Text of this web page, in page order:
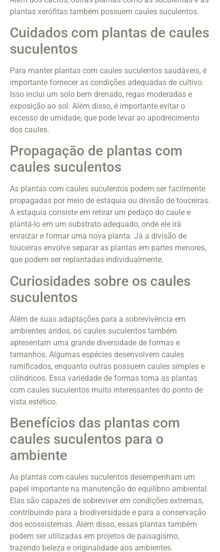
plantas xerófitas também possuem caules suculentos.
Cuidados com plantas de caules
suculentos
Para manter plantas com caules suculentos saudáveis, é
importante fornecer as condições adequadas de cultivo.
Isso inclui um solo bem drenado, regas moderadas e
exposição ao sol. Além disso, é importante evitar o
excesso de umidade, que pode levar ao apodrecimento
dos caules.
Propagação de plantas com
caules suculentos
As plantas com caules suculentos podem ser facilmente
propagadas por meio de estaquia ou divisão de touceiras.
A estaquia consiste em retirar um pedaço do caule e
plantá-lo em um substrato adequado, onde ele irá
enraizar e formar uma nova planta. Já a divisão de
touceiras envolve separar as plantas em partes menores,
que podem ser replantadas individualmente.
Curiosidades sobre os caules
suculentos
Além de suas adaptações para a sobrevivência em
ambientes áridos, os caules suculentos também
apresentam uma grande diversidade de formas e
tamanhos. Algumas espécies desenvolvem caules
ramificados, enquanto outras possuem caules simples e
cilíndricos. Essa variedade de formas torna as plantas
com caules suculentos muito interessantes do ponto de
vista estético.
Benefícios das plantas com
caules suculentos para o
ambiente
As plantas com caules suculentos desempenham um
papel importante na manutenção do equilíbrio ambiental.
Elas são capazes de sobreviver em condições extremas,
contribuindo para a biodiversidade e para a conservação
dos ecossistemas. Além disso, essas plantas também
podem ser utilizadas em projetos de paisagismo,
trazendo beleza e originalidade aos ambientes.